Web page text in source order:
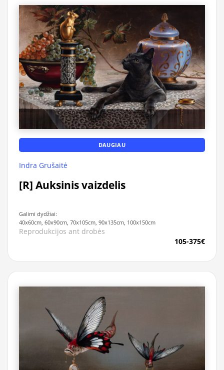
DAUGIAU
Indra Grušaitė
[R] Auksinis vaizdelis
Galimi dydžiai:
40x60cm, 60x90cm, 70x105cm, 90x135cm, 100x150cm
Reprodukcijos ant drobės
105-375€